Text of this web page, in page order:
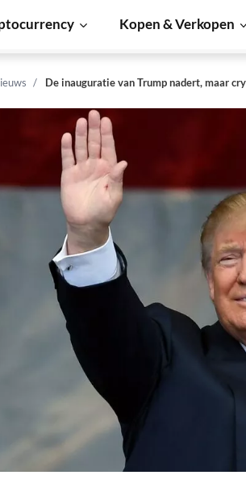
Kopen & Verkopen
De inauguratie van Trump nadert, maar